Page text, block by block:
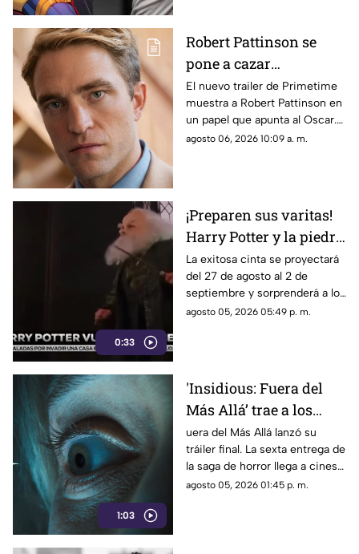
Robert Pattinson se
pone a cazar
pederastas en el nuevo
thriller basado en
hechos reales
‘Primetime'
El nuevo trailer de Primetime
muestra a Robert Pattinson en
un papel que apunta al Oscar.
Descubre todos los detalles de
agosto 06, 2026 10:09 a. m.
0:33
¡Preparen sus varitas!
Harry Potter y la piedra
filosofal regresa a los
cines por su 25
aniversario
La exitosa cinta se proyectará
del 27 de agosto al 2 de
septiembre y sorprenderá a los
fanáticos con 15 minutos de
agosto 05, 2026 05:49 p. m.
1:03
'Insidious: Fuera del
Más Allá’ trae a los
demonios al mundo
real en su tráiler final
uera del Más Allá lanzó su
tráiler final. La sexta entrega de
la saga de horror llega a cines
el 21 de agosto de 2026.
agosto 05, 2026 01:45 p. m.